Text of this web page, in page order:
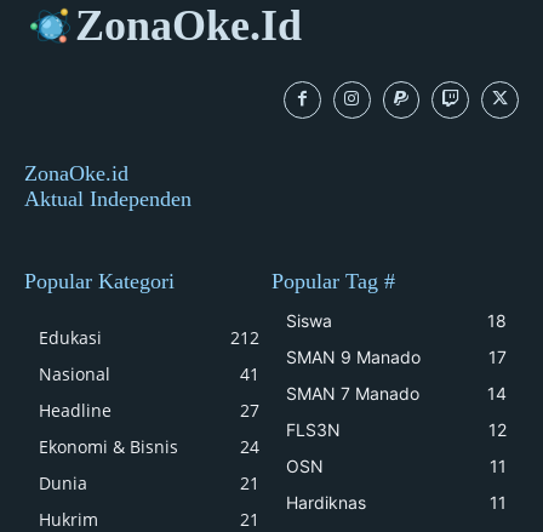
ZonaOke.Id
ZonaOke.id
Aktual Independen
Popular Kategori
Edukasi
212
Nasional
41
Headline
27
Ekonomi & Bisnis
24
Dunia
21
Hukrim
21
Popular Tag #
Siswa
18
SMAN 9 Manado
17
SMAN 7 Manado
14
FLS3N
12
OSN
11
Hardiknas
11